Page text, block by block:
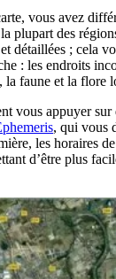
vous avez
plupart des
détaillées ; cela
: les endroits
la faune et la flore
vous appuyer
, qui vous
les horaires
d’être plus